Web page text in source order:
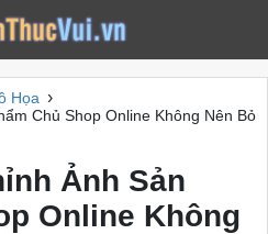
Họa ›
Chủ Shop Online Không Nên Bỏ
Ảnh Sản
Online Không